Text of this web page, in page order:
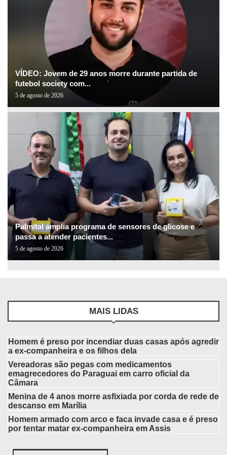
VÍDEO: Jovem de 29 anos morre durante partida de
futebol society com...
5 de agosto de 2026
Palmital amplia programa de sensores de glicose e
passa a atender pacientes...
5 de agosto de 2026
MAIS LIDAS
Homem é preso por incendiar duas casas após agredir
a ex-companheira e os filhos dela
Vereadoras são pegas com medicamentos
emagrecedores do Paraguai em carro oficial da
Câmara
Menina de 4 anos morre asfixiada por corda de rede de
descanso em Marília
Homem armado com arco e faca invade casa e é preso
por tentar matar ex-companheira em Assis